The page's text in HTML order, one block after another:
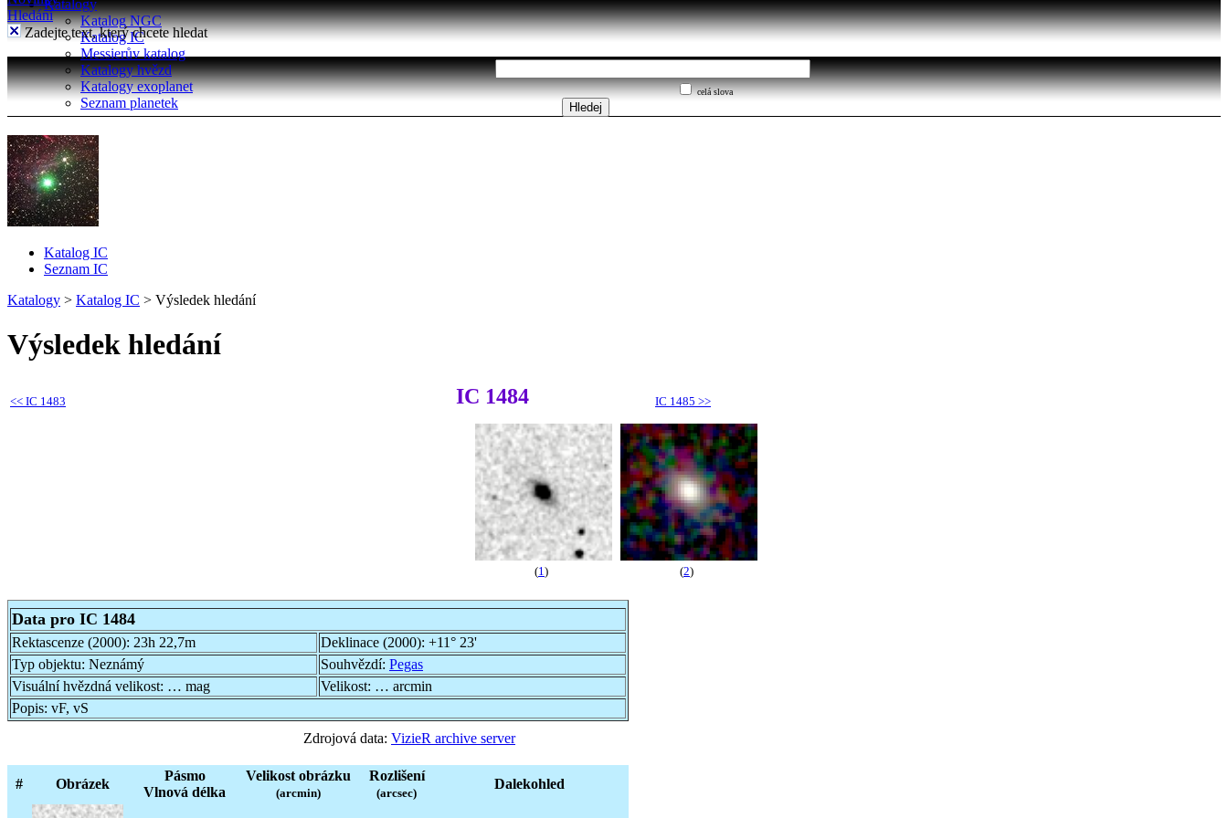
Katalogy
Katalog NGC
Katalog IC
Messierův katalog
Katalogy hvězd
Katalogy exoplanet
Seznam planetek
Hledání
Zadejte text, který chcete hledat
celá slova
Katalog IC
Seznam IC
Katalogy > Katalog IC > Výsledek hledání
Výsledek hledání
<< IC 1483 IC 1484 IC 1485 >>
(1 ) (2)
Data pro IC 1484
Rektascenze (2000): 23h 22,7m Deklinace (2000): +11° 23'
Typ objektu: Neznámý Souhvězdí: Pegas
Visuální hvězdná velikost: … mag Velikost: … arcmin
Popis: vF, vS
Zdrojová data: VizieR archive server
# Obrázek
Pásmo
Vlnová délka
Velikost obrázku
(arcmin)
Rozlišení
(arcsec)
Dalekohled